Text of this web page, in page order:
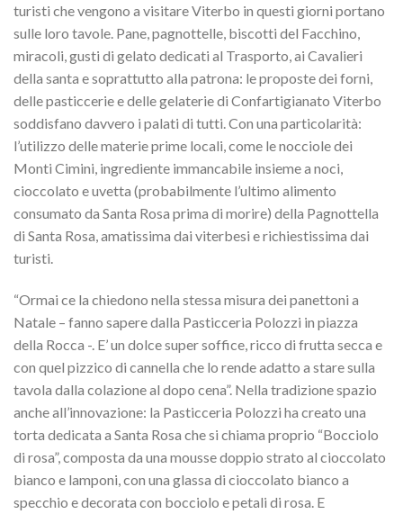
turisti che vengono a visitare Viterbo in questi giorni portano
sulle loro tavole. Pane, pagnottelle, biscotti del Facchino,
miracoli, gusti di gelato dedicati al Trasporto, ai Cavalieri
della santa e soprattutto alla patrona: le proposte dei forni,
delle pasticcerie e delle gelaterie di Confartigianato Viterbo
soddisfano davvero i palati di tutti. Con una particolarità:
l’utilizzo delle materie prime locali, come le nocciole dei
Monti Cimini, ingrediente immancabile insieme a noci,
cioccolato e uvetta (probabilmente l’ultimo alimento
consumato da Santa Rosa prima di morire) della Pagnottella
di Santa Rosa, amatissima dai viterbesi e richiestissima dai
turisti.
“Ormai ce la chiedono nella stessa misura dei panettoni a
Natale – fanno sapere dalla Pasticceria Polozzi in piazza
della Rocca -. E’ un dolce super soffice, ricco di frutta secca e
con quel pizzico di cannella che lo rende adatto a stare sulla
tavola dalla colazione al dopo cena”. Nella tradizione spazio
anche all’innovazione: la Pasticceria Polozzi ha creato una
torta dedicata a Santa Rosa che si chiama proprio “Bocciolo
di rosa”, composta da una mousse doppio strato al cioccolato
bianco e lamponi, con una glassa di cioccolato bianco a
specchio e decorata con bocciolo e petali di rosa. E